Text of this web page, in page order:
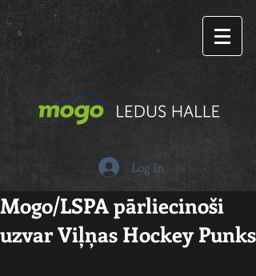
Log In
Mogo/LSPA pārliecinoši
uzvar Viļņas Hockey Punks